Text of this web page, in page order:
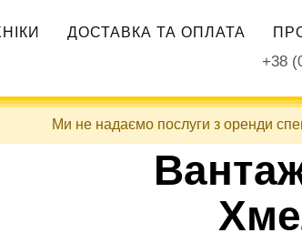
ДОСТАВКА ТА ОПЛАТА
+38
Ми не надаємо послуги з оренди